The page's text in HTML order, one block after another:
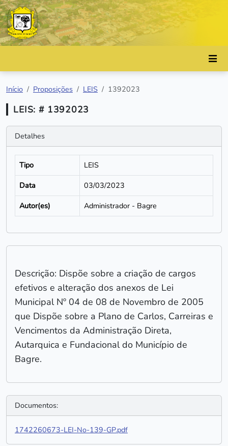
Início Proposições LEIS 1392023
LEIS: # 1392023
Detalhes
Tipo
LEIS
Data
03/03/2023
Autor(es)
Administrador - Bagre
Descrição: Dispõe sobre a criação de cargos
efetivos e alteração dos anexos de Lei
Municipal Nº 04 de 08 de Novembro de 2005
que Dispõe sobre a Plano de Carlos, Carreiras e
Vencimentos da Administração Direta,
Autarquica e Fundacional do Município de
Bagre.
Documentos:
1742260673-LEI-No-139-GP.pdf